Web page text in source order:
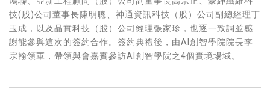
技(股)公司董事長陳明聰、神通資訊科技（股）公司副總經理丁
玉成，以及晶實科技（股）公司經理張家珍，也逐一致詞並感
謝能參與這次的簽約合作。簽約典禮後，由AI創智學院院長李
宗翰領軍，帶領與會嘉賓參訪AI創智學院之4個實境場域。